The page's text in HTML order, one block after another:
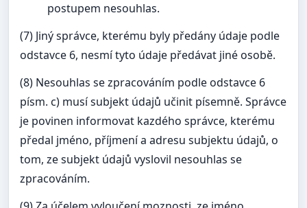
postupem nesouhlas.
(7) Jiný správce, kterému byly předány údaje podle
odstavce 6, nesmí tyto údaje předávat jiné osobě.
(8) Nesouhlas se zpracováním podle odstavce 6
písm. c) musí subjekt údajů učinit písemně. Správce
je povinen informovat kazdého správce, kterému
předal jméno, příjmení a adresu subjektu údajů, o
tom, ze subjekt údajů vyslovil nesouhlas se
zpracováním.